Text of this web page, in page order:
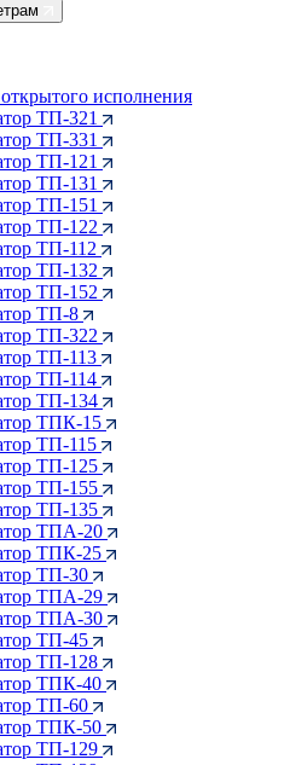
исполнения
ТП-321
ТП-331
ТП-121
ТП-131
ТП-151
ТП-122
ТП-112
ТП-132
ТП-152
ТП-8
ТП-322
ТП-113
ТП-114
ТП-134
ТПК-15
ТП-115
ТП-125
ТП-155
ТП-135
ТПА-20
ТПК-25
ТП-30
ТПА-29
ТПА-30
ТП-45
ТП-128
ТПК-40
ТП-60
ТПК-50
ТП-129